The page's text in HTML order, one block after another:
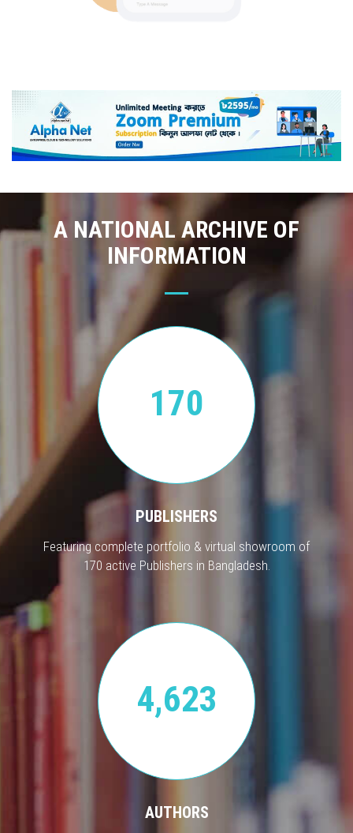
A NATIONAL ARCHIVE OF
INFORMATION
170
PUBLISHERS
Featuring complete portfolio & virtual showroom of
170 active Publishers in Bangladesh.
4,623
AUTHORS